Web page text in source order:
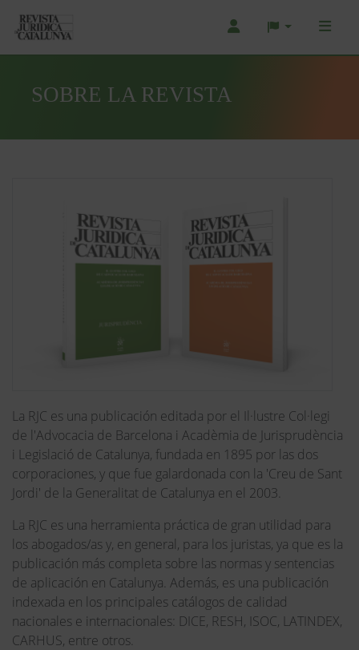
SOBRE LA REVISTA
La RJC es una publicación editada por el Il·lustre Col·legi
de l'Advocacia de Barcelona i Acadèmia de Jurisprudència
i Legislació de Catalunya, fundada en 1895 por las dos
corporaciones, y que fue galardonada con la 'Creu de Sant
Jordi' de la Generalitat de Catalunya en el 2003.
La RJC es una herramienta práctica de gran utilidad para
los abogados/as y, en general, para los juristas, ya que es la
publicación más completa sobre las normas y sentencias
de aplicación en Catalunya. Además, es una publicación
indexada en los principales catálogos de calidad
nacionales e internacionales: DICE, RESH, ISOC, LATINDEX,
CARHUS, entre otros.